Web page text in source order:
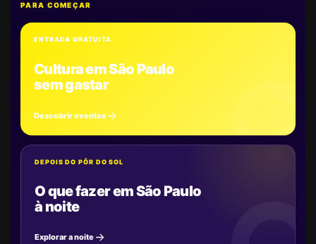
PARA COMEÇAR
ENTRADA GRATUITA
Cultura em São Paulo
sem gastar
Descobrir eventos
DEPOIS DO PÔR DO SOL
O que fazer em São Paulo
à noite
Explorar a noite